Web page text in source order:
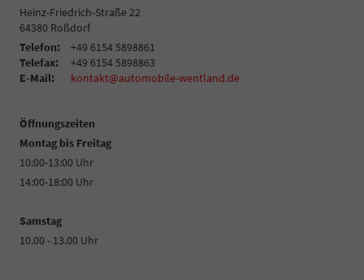
Heinz-Friedrich-Straße 22
64380 Roßdorf
Telefon:
+49 6154 5898861
Telefax:
+49 6154 5898863
E-Mail:
kontakt@automobile-wentland.de
Öffnungszeiten
Montag bis Freitag
10:00-13:00 Uhr
14:00-18:00 Uhr
Samstag
10.00 - 13.00 Uhr